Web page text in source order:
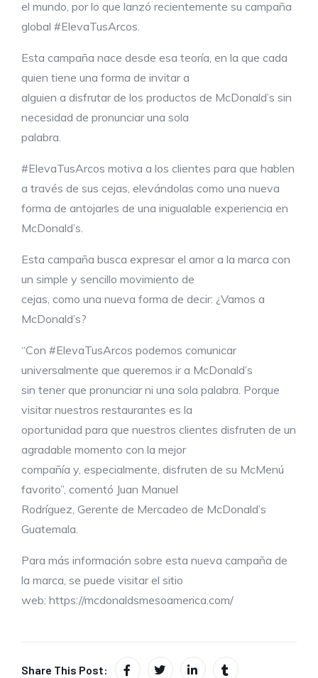
el mundo, por lo que lanzó recientemente su campaña
global #ElevaTusArcos.
Esta campaña nace desde esa teoría, en la que cada
quien tiene una forma de invitar a
alguien a disfrutar de los productos de McDonald’s sin
necesidad de pronunciar una sola
palabra.
#ElevaTusArcos motiva a los clientes para que hablen
a través de sus cejas, elevándolas como una nueva
forma de antojarles de una inigualable experiencia en
McDonald’s.
Esta campaña busca expresar el amor a la marca con
un simple y sencillo movimiento de
cejas, como una nueva forma de decir: ¿Vamos a
McDonald’s?
“Con #ElevaTusArcos podemos comunicar
universalmente que queremos ir a McDonald’s
sin tener que pronunciar ni una sola palabra. Porque
visitar nuestros restaurantes es la
oportunidad para que nuestros clientes disfruten de un
agradable momento con la mejor
compañía y, especialmente, disfruten de su McMenú
favorito”, comentó Juan Manuel
Rodríguez, Gerente de Mercadeo de McDonald’s
Guatemala.
Para más información sobre esta nueva campaña de
la marca, se puede visitar el sitio
web: https://mcdonaldsmesoamerica.com/
Share This Post: